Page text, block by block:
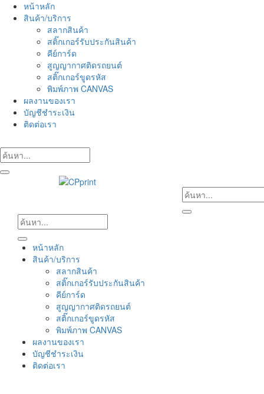
Skip
หน้าหลัก
สินค้า/บริการ
สลากสินค้า
สติ๊กเกอร์รับประกันสินค้า
คีย์การ์ด
สูญญากาศติดรถยนต์
สติ๊กเกอร์ขูดรหัส
พิมพ์ภาพ CANVAS
ผลงานของเรา
บัญชีชำระเงิน
ติดต่อเรา
หน้าหลัก
สินค้า/บริการ
สลากสินค้า
สติ๊กเกอร์รับประกันสินค้า
คีย์การ์ด
สูญญากาศติดรถยนต์
สติ๊กเกอร์ขูดรหัส
พิมพ์ภาพ CANVAS
ผลงานของเรา
บัญชีชำระเงิน
ติดต่อเรา